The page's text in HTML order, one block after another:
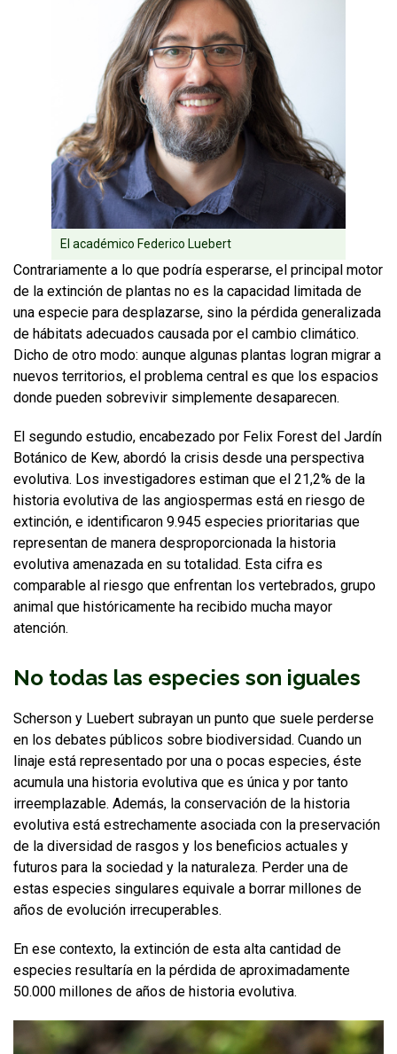
El académico Federico Luebert
Contrariamente a lo que podría esperarse, el principal motor
de la extinción de plantas no es la capacidad limitada de
una especie para desplazarse, sino la pérdida generalizada
de hábitats adecuados causada por el cambio climático.
Dicho de otro modo: aunque algunas plantas logran migrar a
nuevos territorios, el problema central es que los espacios
donde pueden sobrevivir simplemente desaparecen.
El segundo estudio, encabezado por Felix Forest del Jardín
Botánico de Kew, abordó la crisis desde una perspectiva
evolutiva. Los investigadores estiman que el 21,2% de la
historia evolutiva de las angiospermas está en riesgo de
extinción, e identificaron 9.945 especies prioritarias que
representan de manera desproporcionada la historia
evolutiva amenazada en su totalidad. Esta cifra es
comparable al riesgo que enfrentan los vertebrados, grupo
animal que históricamente ha recibido mucha mayor
atención.
No todas las especies son iguales
Scherson y Luebert subrayan un punto que suele perderse
en los debates públicos sobre biodiversidad. Cuando un
linaje está representado por una o pocas especies, éste
acumula una historia evolutiva que es única y por tanto
irreemplazable. Además, la conservación de la historia
evolutiva está estrechamente asociada con la preservación
de la diversidad de rasgos y los beneficios actuales y
futuros para la sociedad y la naturaleza. Perder una de
estas especies singulares equivale a borrar millones de
años de evolución irrecuperables.
En ese contexto, la extinción de esta alta cantidad de
especies resultaría en la pérdida de aproximadamente
50.000 millones de años de historia evolutiva.